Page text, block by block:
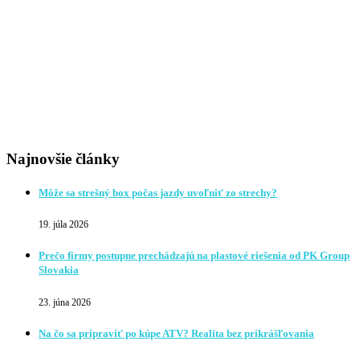
Najnovšie články
Môže sa strešný box počas jazdy uvoľniť zo strechy?
19. júla 2026
Prečo firmy postupne prechádzajú na plastové riešenia od PK Group
Slovakia
23. júna 2026
Na čo sa pripraviť po kúpe ATV? Realita bez prikrášľovania